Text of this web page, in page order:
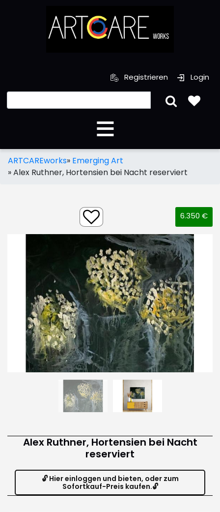
Registrieren Login
ARTCAREworks» Emerging Art
»Alex Ruthner, Hortensien bei Nacht reserviert
6.350 €
Alex Ruthner, Hortensien bei Nacht
reserviert
🔓 Hier einloggen und bieten, oder zum
Sofortkauf-Preis kaufen.🔓